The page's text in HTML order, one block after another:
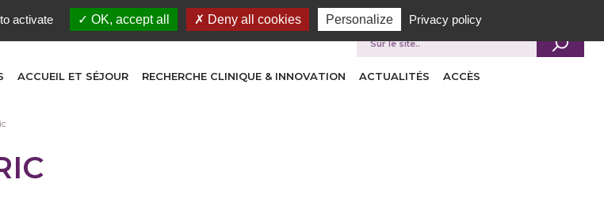
ACCUEIL ET SÉJOUR RECHERCHE CLINIQUE & INNOVATION ACTUALITÉS ACCÈS
Je recherche
activate OK, accept all Deny all cookies Personalize Privacy policy